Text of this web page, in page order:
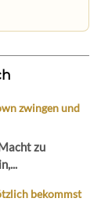
zwingen und
zu
bekommst